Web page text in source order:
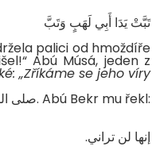
تَبَّتْ يَدَا أَبِي لَهَبٍ وَتَبَّ
palici od hmoždíře
Abú Músá, jeden z
„Zříkáme se jeho víry
إنها لن تراني.